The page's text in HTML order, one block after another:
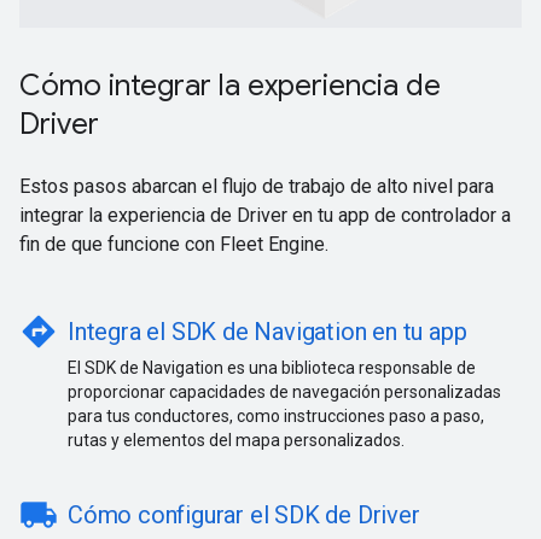
Cómo integrar la experiencia de
Driver
Estos pasos abarcan el flujo de trabajo de alto nivel para
integrar la experiencia de Driver en tu app de controlador a
fin de que funcione con Fleet Engine.
directions Integra el SDK de Navigation en tu app
El SDK de Navigation es una biblioteca responsable de
proporcionar capacidades de navegación personalizadas
para tus conductores, como instrucciones paso a paso,
rutas y elementos del mapa personalizados.
local_shipping Cómo configurar el SDK de Driver